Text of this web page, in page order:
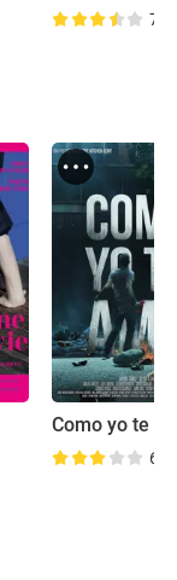
7.8
Como yo te
6.4